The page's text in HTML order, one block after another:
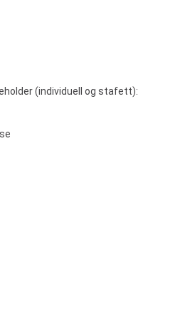
(individuell og stafett):